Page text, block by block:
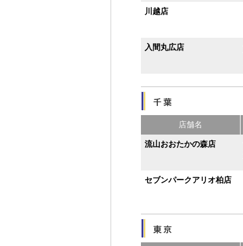
川越店
入間丸広店
店舗名
流山おおたかの森店
セブンパークアリオ柏店